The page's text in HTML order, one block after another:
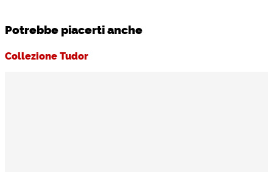
Potrebbe piacerti anche
Collezione Tudor